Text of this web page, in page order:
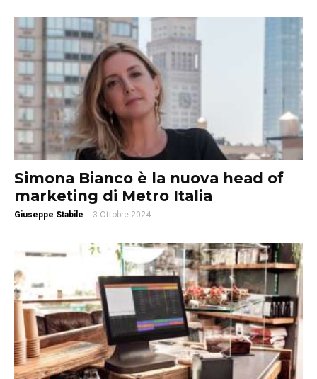
Simona Bianco è la nuova head of
marketing di Metro Italia
Giuseppe Stabile - 3 Ottobre 2024